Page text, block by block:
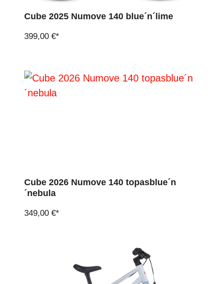
Cube 2025 Numove 140 blue´n´lime
399,00 €*
Cube 2026 Numove 140 topasblue´n
´nebula
349,00 €*